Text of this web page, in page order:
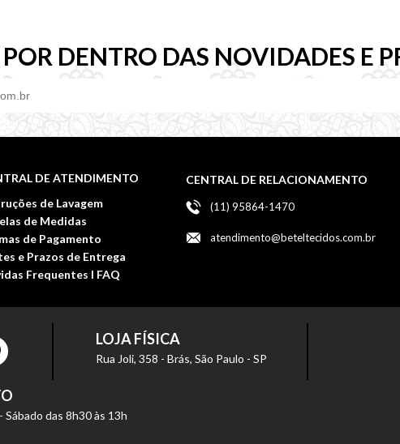
DENTRO DAS NOVIDADES E
DE ATENDIMENTO
de Lavagem
de Medidas
de Pagamento
e Prazos de Entrega
Frequentes l FAQ
CENTRAL DE RELACIONAMENTO
(11) 95864-1470
atendimento@beteltecidos.com.br
LOJA FÍSICA
Rua Joli, 358 - Brás, São Paulo - SP
das 8h30 às 13h